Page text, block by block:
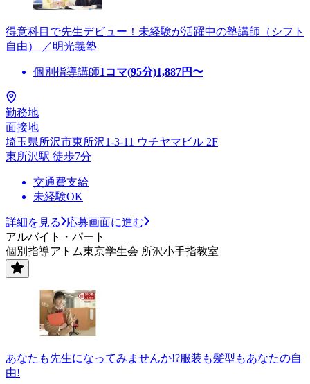
得意科目で先生デビュー！未経験が活躍中の塾講師（シフト
自由） ／明光義塾
個別指導講師1コマ(95分)1,887円〜
勤務地
面接地
埼玉県所沢市東所沢1-3-11 ウチヤマビル 2F
東所沢駅 徒歩7分
交通費支給
未経験OK
詳細を見る
応募画面に進む
アルバイト・パート
個別指導アトム東京学生会 所沢小手指教室
あなたも先生になってみませんか!?服装も髪型もあなたの自
由!